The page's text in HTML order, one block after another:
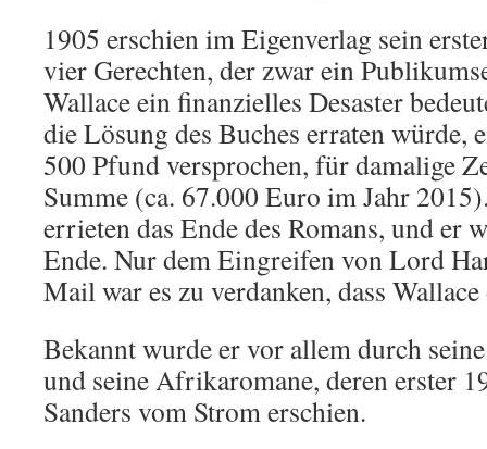
1905 erschien im Eigenverlag sein
vier Gerechten, der zwar ein
Wallace ein finanzielles Desaster
die Lösung des Buches erraten würde,
500 Pfund versprochen, für damalige
Summe (ca. 67.000 Euro im Jahr
errieten das Ende des Romans, und er
Ende. Nur dem Eingreifen von Lord
Mail war es zu verdanken, dass
Bekannt wurde er vor allem durch
und seine Afrikaromane, deren erster
Sanders vom Strom erschien.